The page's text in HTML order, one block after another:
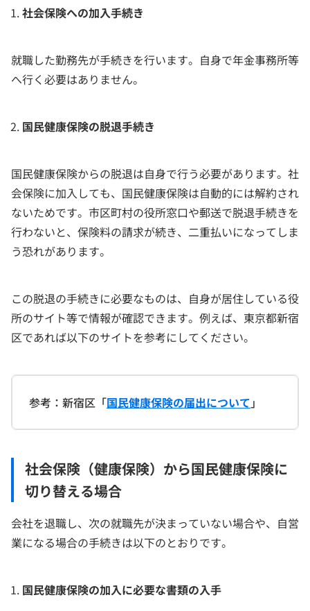
社会保険への加入手続き
就職した勤務先が手続きを行います。自身で年金事務所等
へ行く必要はありません。
国民健康保険の脱退手続き
国民健康保険からの脱退は自身で行う必要があります。社
会保険に加入しても、国民健康保険は自動的には解約され
ないためです。市区町村の役所窓口や郵送で脱退手続きを
行わないと、保険料の請求が続き、二重払いになってしま
う恐れがあります。
この脱退の手続きに必要なものは、自身が居住している役
所のサイト等で情報が確認できます。例えば、東京都新宿
区であれば以下のサイトを参考にしてください。
参考：新宿区「国民健康保険の届出について 」
社会保険（健康保険）から国民健康保険に
切り替える場合
会社を退職し、次の就職先が決まっていない場合や、自営
業になる場合の手続きは以下のとおりです。
国民健康保険の加入に必要な書類の入手